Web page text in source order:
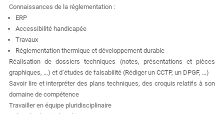
Connaissances de la réglementation :
ERP
Accessibilité handicapée
Travaux
Réglementation thermique et développement durable
Réalisation de dossiers techniques (notes, présentations et pièces
graphiques, …) et d’études de faisabilité (Rédiger un CCTP, un DPGF, …)
Savoir lire et interpréter des plans techniques, des croquis relatifs à son
domaine de compétence
Travailler en équipe pluridisciplinaire